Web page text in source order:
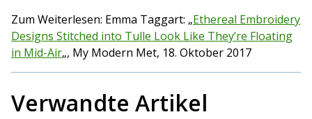
Zum Weiterlesen: Emma Taggart: „Ethereal Embroidery
Designs Stitched into Tulle Look Like They’re Floating
in Mid-Air„, My Modern Met, 18. Oktober 2017
Verwandte Artikel